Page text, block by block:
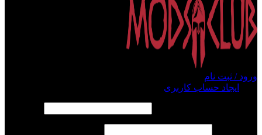
ورود / ثبت نام
ایجاد حساب کاربری